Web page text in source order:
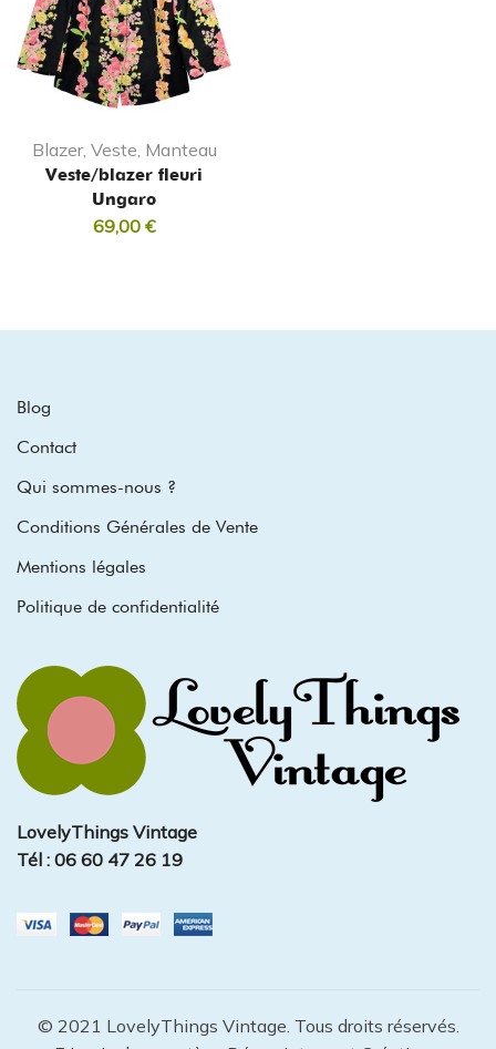
Blazer, Veste, Manteau
Veste/blazer fleuri
Ungaro
69,00 €
Blog
Contact
Qui sommes-nous ?
Conditions Générales de Vente
Mentions légales
Politique de confidentialité
LovelyThings Vintage
Tél : 06 60 47 26 19
© 2021 LovelyThings Vintage. Tous droits réservés.